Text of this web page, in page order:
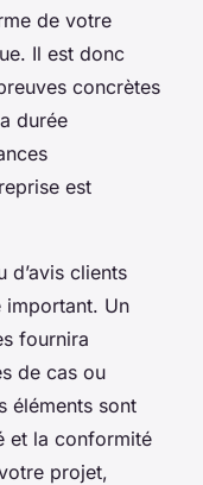
de votre
Il est donc
concrètes
durée
est
d’avis clients
important. Un
fournira
de cas ou
éléments sont
et la conformité
projet,